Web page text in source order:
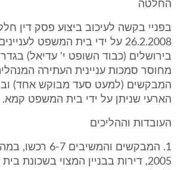
החלטה
בפניי בקשה לעיכוב ביצוע פסק דין
26.2.2008 על ידי בית המשפט
בירושלים (כבוד השופט י' עדיאל)
מחוסר סמכות עניינית העתירה
המבקשים (למעט סעד מבוקש אחד)
הארעי שניתן על ידי בית המשפט קמא.
העובדות וההליכים
2005, דירות בבניין המצוי בשכונת